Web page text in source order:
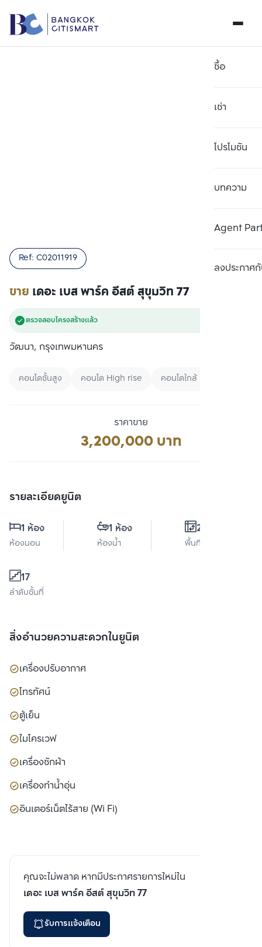
ซื้อ
เช่า
โปรโมชัน
บทความ
Agent
ลงประกาศกั
ขาย เดอะ เบส พาร์ค อีสต์ สุขุมวิท 77
Ref: C02011919
ตรวจสอบโครงสร้างแล้ว
วัฒนา, กรุงเทพมหานคร
คอนโดชั้นสูง คอนโด High rise คอนโดใกล้ BTS
ราคาขาย
3,200,000 บาท
รายละเอียดยูนิต
1 ห้อง
ห้องนอน
1 ห้อง
ห้องน้ำ
26 ตร.ม.
พื้นที่ใช้สอย
17
ลำดับชั้นที่
สิ่งอำนวยความสะดวกในยูนิต
เครื่องปรับอากาศ
โทรทัศน์
ตู้เย็น
ไมโครเวฟ
เครื่องซักผ้า
เครื่องทำน้ำอุ่น
อินเตอร์เน็ตไร้สาย (Wi Fi)
คุณจะไม่พลาด หากมีประกาศรายการใหม่ใน
เดอะ เบส พาร์ค อีสต์ สุขุมวิท 77
รับการแจ้งเตือน